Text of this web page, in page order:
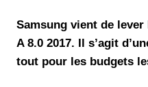
Samsung vient de
A 8.0 2017. Il s’agit
tout pour les budgets